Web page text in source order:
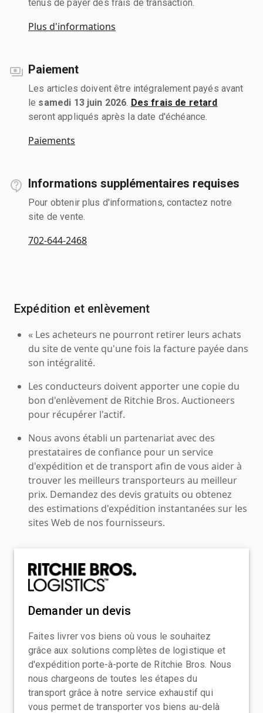
tenus de payer des frais de transaction.
Plus d'informations
Paiement
Les articles doivent être intégralement payés avant
le samedi 13 juin 2026 Des frais de retard
seront appliqués après la date d'échéance.
Paiements
Informations supplémentaires requises
Pour obtenir plus d'informations, contactez notre
site de vente.
702-644-2468
Expédition et enlèvement
« Les acheteurs ne pourront retirer leurs achats
du site de vente qu'une fois la facture payée dans
son intégralité.
Les conducteurs doivent apporter une copie du
bon d'enlèvement de Ritchie Bros. Auctioneers
pour récupérer l'actif.
Nous avons établi un partenariat avec des
prestataires de confiance pour un service
d'expédition et de transport afin de vous aider à
trouver les meilleurs transporteurs au meilleur
prix. Demandez des devis gratuits ou obtenez
des estimations d'expédition instantanées sur les
sites Web de nos fournisseurs.
Demander un devis
Faites livrer vos biens où vous le souhaitez
grâce aux solutions complètes de logistique et
d'expédition porte-à-porte de Ritchie Bros. Nous
nous chargeons de toutes les étapes du
transport grâce à notre service exhaustif qui
vous permet de transporter vos biens au-delà